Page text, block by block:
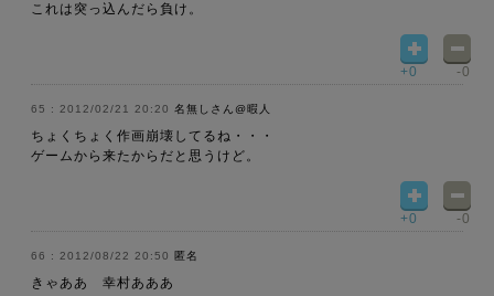
これは突っ込んだら負け。
+0 -0
2012/02/21 20:20 名無しさん@暇人
ちょくちょく作画崩壊してるね・・・
ゲームから来たからだと思うけど。
+0 -0
2012/08/22 20:50 匿名
きゃああ 幸村あああ